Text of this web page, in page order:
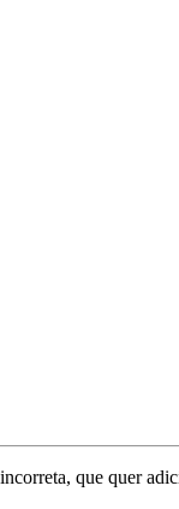
que quer